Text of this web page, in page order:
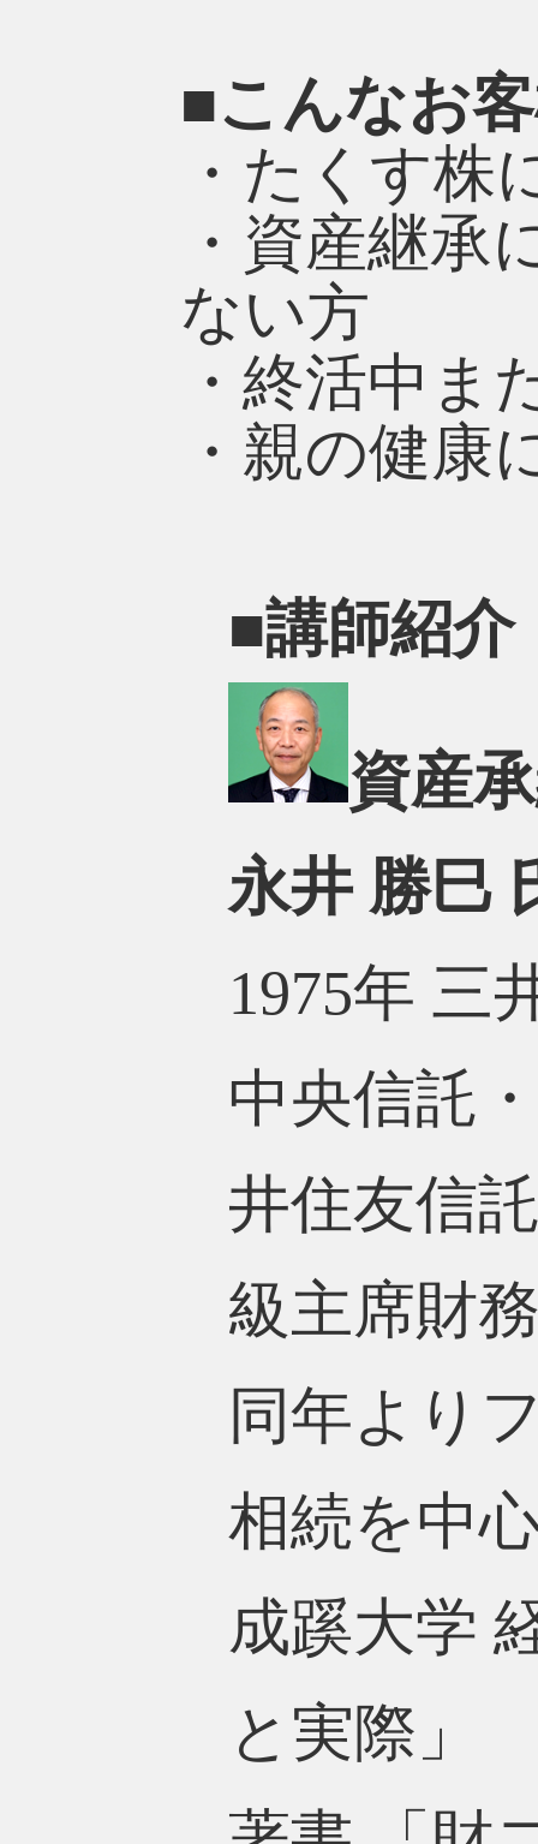
■こんなお
・たくす株
・資産継承
ない方
・終活中ま
・親の健康
■講師紹介
資産
永井 勝巳
1975年 三
中央信託
井住友信
級主席財
同年より
相続を中
成蹊大学
と実際」